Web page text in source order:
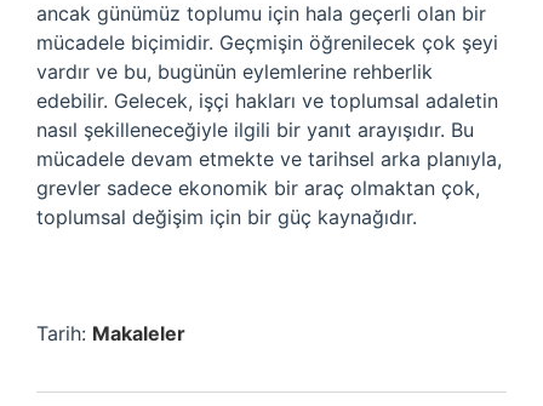
ancak günümüz toplumu için hala geçerli olan bir
mücadele biçimidir. Geçmişin öğrenilecek çok şeyi
vardır ve bu, bugünün eylemlerine rehberlik
edebilir. Gelecek, işçi hakları ve toplumsal adaletin
nasıl şekilleneceğiyle ilgili bir yanıt arayışıdır. Bu
mücadele devam etmekte ve tarihsel arka planıyla,
grevler sadece ekonomik bir araç olmaktan çok,
toplumsal değişim için bir güç kaynağıdır.
Tarih: Makaleler